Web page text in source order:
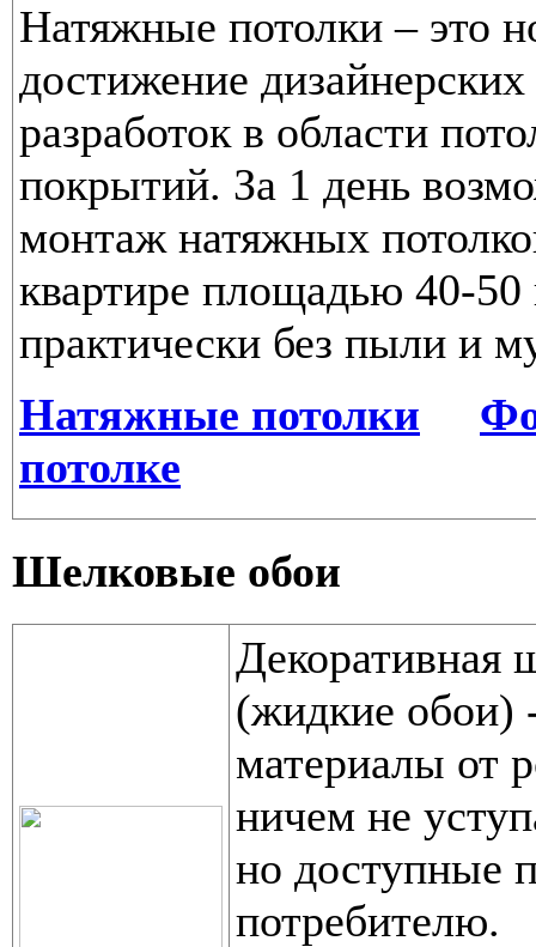
Натяжные потолки – это
достижение
разработок в области
покрытий. За 1 день
монтаж натяжных
квартире площадью 40-50
практически без пыли и
Натяжные потолки
потолке
Шелковые обои
Декоративная
(жидкие обои)
материалы от
ничем не
но доступные
потребителю.